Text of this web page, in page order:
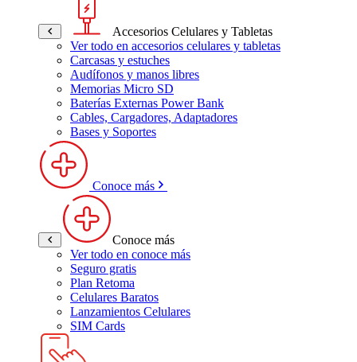
Accesorios Celulares y Tabletas
Ver todo en accesorios celulares y tabletas
Carcasas y estuches
Audífonos y manos libres
Memorias Micro SD
Baterías Externas Power Bank
Cables, Cargadores, Adaptadores
Bases y Soportes
Conoce más
Conoce más
Ver todo en conoce más
Seguro gratis
Plan Retoma
Celulares Baratos
Lanzamientos Celulares
SIM Cards